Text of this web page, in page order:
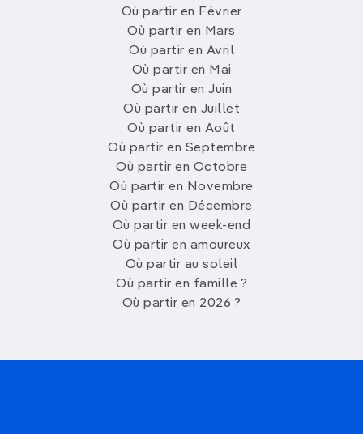
Où partir en Février
Où partir en Mars
Où partir en Avril
Où partir en Mai
Où partir en Juin
Où partir en Juillet
Où partir en Août
Où partir en Septembre
Où partir en Octobre
Où partir en Novembre
Où partir en Décembre
Où partir en week-end
Où partir en amoureux
Où partir au soleil
Où partir en famille ?
Où partir en 2026 ?